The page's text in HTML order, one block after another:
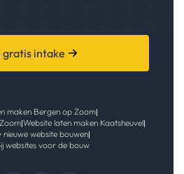
gratis intake
maken Bergen op Zoom|
|Website laten maken Kaatsheuvel|
nieuwe website bouwen|
websites voor de bouw